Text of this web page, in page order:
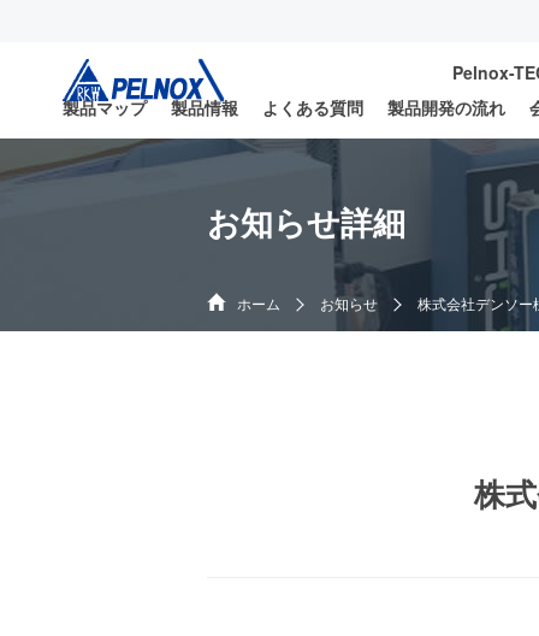
Pelnox-
製品マップ
製品情報 よくある質問 製品開発の流れ
お知らせ詳細
ホーム お知らせ 株式会社デンソー
株